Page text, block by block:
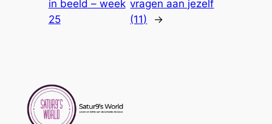
in beeld – week
25
vragen aan jezelf
(11)
→